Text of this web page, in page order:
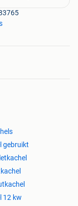
gebruikt
12 kw